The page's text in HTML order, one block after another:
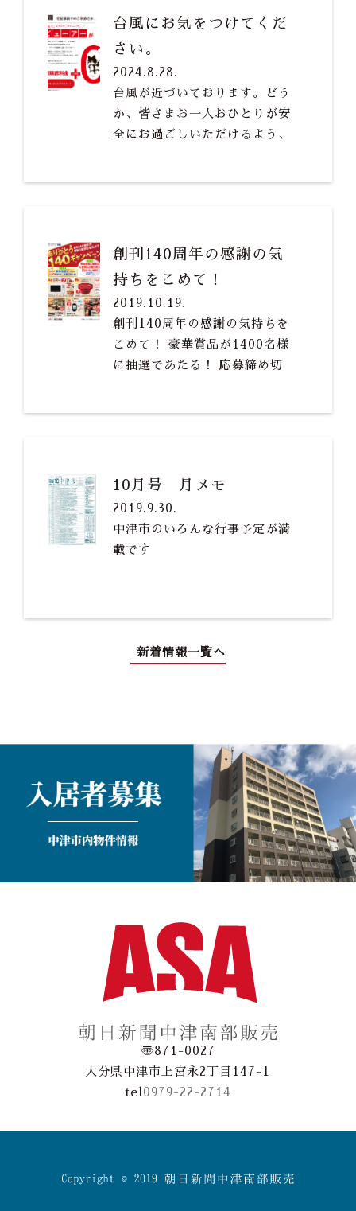
台風にお気をつけてくだ
さい。
2024.8.28.
台風が近づいております。どう
か、皆さまお一人おひとりが安
全にお過ごしいただけるよう、
新聞紙面ビューアーもご利用下
さい。
https://www.asahi.com/asa/
創刊140周年の感謝の気
持ちをこめて！
2019.10.19.
創刊140周年の感謝の気持ちを
こめて！ 豪華賞品が1400名様
に抽選であたる！ 応募締め切
10月号 月メモ
2019.9.30.
中津市のいろんな行事予定が満
載です
新着情報一覧へ
〠871-0027
大分県中津市上宮永2丁目147-1
tel 0979-22-2714